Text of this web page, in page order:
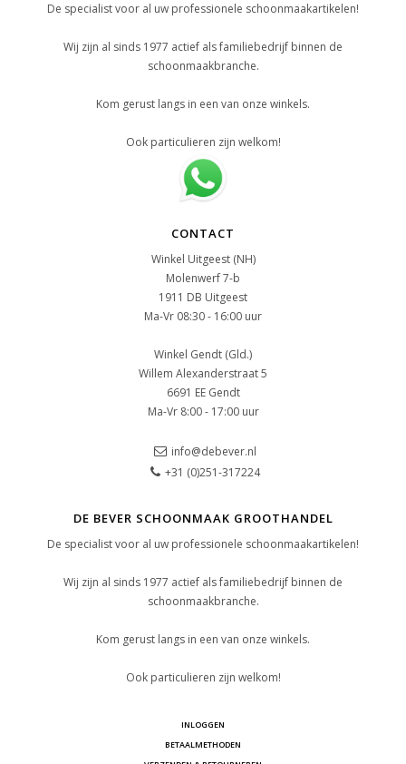
De specialist voor al uw professionele schoonmaakartikelen!
Wij zijn al sinds 1977 actief als familiebedrijf binnen de
schoonmaakbranche.
Kom gerust langs in een van onze winkels.
Ook particulieren zijn welkom!
CONTACT
Winkel Uitgeest (NH)
Molenwerf 7-b
1911 DB Uitgeest
Ma-Vr 08:30 - 16:00 uur
Winkel Gendt (Gld.)
Willem Alexanderstraat 5
6691 EE Gendt
Ma-Vr 8:00 - 17:00 uur
info@debever.nl
+31 (0)251-317224
DE BEVER SCHOONMAAK GROOTHANDEL
De specialist voor al uw professionele schoonmaakartikelen!
Wij zijn al sinds 1977 actief als familiebedrijf binnen de
schoonmaakbranche.
Kom gerust langs in een van onze winkels.
Ook particulieren zijn welkom!
INLOGGEN
BETAALMETHODEN